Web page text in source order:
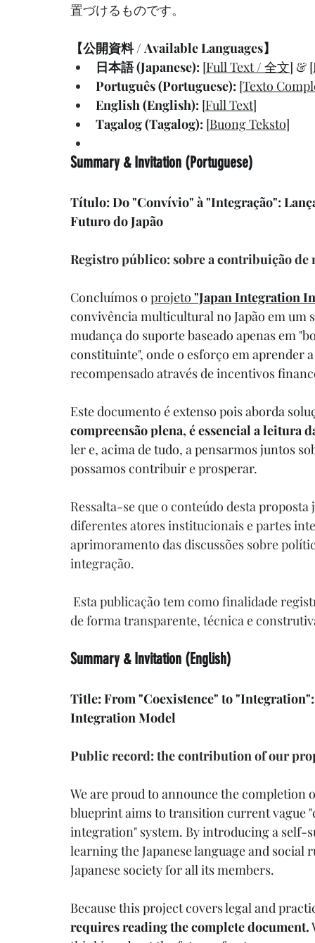
置づけるものです。
【公開資料 / Available Languages】
日本語 (Japanese): [Full Text / 全文] & [
Português (Portuguese): [Texto
English (English): [Full Text]
Tagalog (Tagalog): [Buong Teksto]
Summary & Invitation (Portuguese)
Título: Do "Convívio" à "Integração":
Futuro do Japão
Registro público: sobre a contribuição de
Concluímos o projeto "Japan Integration
convivência multicultural no Japão em um
mudança do suporte baseado apenas em
constituinte", onde o esforço em aprender
recompensado através de incentivos
Este documento é extenso pois aborda
compreensão plena, é essencial a leitura
ler e, acima de tudo, a pensarmos juntos
possamos contribuir e prosperar.
Ressalta-se que o conteúdo desta
diferentes atores institucionais e partes
aprimoramento das discussões sobre
integração.
de forma transparente, técnica e
Summary & Invitation (English)
Title: From "Coexistence" to
Integration Model
Public record: the contribution of our
We are proud to announce the completion
blueprint aims to transition current vague
integration" system. By introducing a
learning the Japanese language and
Japanese society for all its members.
Because this project covers legal and
requires reading the complete document.